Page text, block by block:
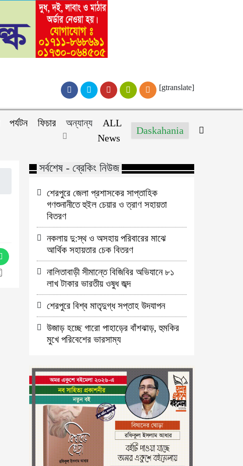
[gtranslate]
পর্যটন ফিচার অন্যান্য
ALL
News
Daskahania
সর্বশেষ - ব্রেকিং নিউজ
শেরপুরে জেলা প্রশাসকের সাপ্তাহিক
গণশুনানীতে হুইল চেয়ার ও ত্রাণ সহায়তা
বিতরণ
নকলায় দু:স্থ ও অসহায় পরিবারের মাঝে
আর্থিক সহায়তার চেক বিতরণ
নালিতাবাড়ী সীমান্তে বিজিবির অভিযানে ৮১
লাখ টাকার ভারতীয় ওষুধ জব্দ
শেরপুরে বিশ্ব মাতৃদুগ্ধ সপ্তাহ উদযাপন
উজাড় হচ্ছে গারো পাহাড়ের বাঁশঝাড়, হুমকির
মুখে পরিবেশের ভারসাম্য